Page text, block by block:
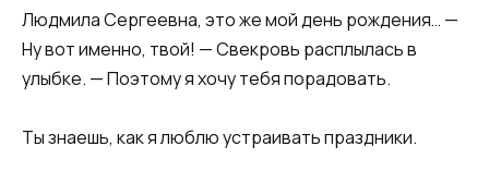
Людмила Сергеевна, это же мой день рождения… —
Ну вот именно, твой! — Свекровь расплылась в
улыбке. — Поэтому я хочу тебя порадовать.
Ты знаешь, как я люблю устраивать праздники.